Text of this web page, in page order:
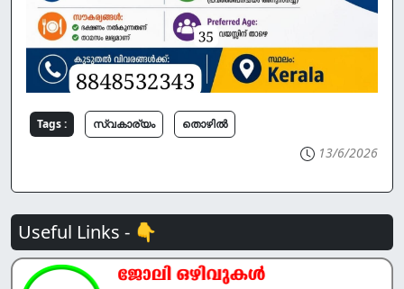
Tags : സ്വകാര്യം തൊഴില്‍
13/6/2026
Useful Links - 👇